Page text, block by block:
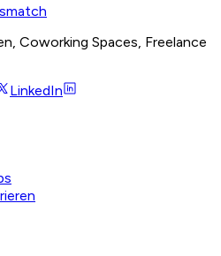
Coworking Spaces, Freelance
LinkedIn